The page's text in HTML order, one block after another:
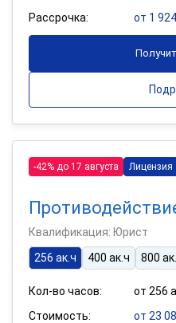
Рассрочка:
от 1
-42% до 17 августа Лицензия
Квалификация: Юрист
256 ак.ч
400 ак.ч 800
Кол-во часов:
от 256
Стоимость:
от 23